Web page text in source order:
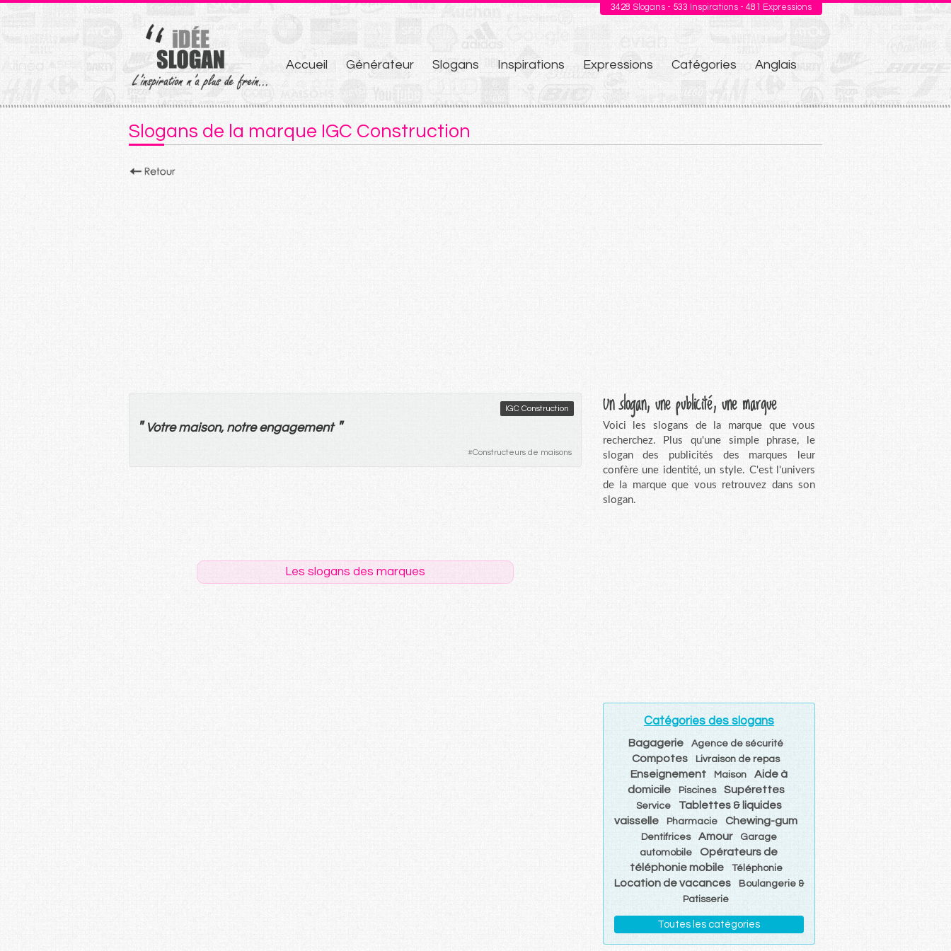
3428 Slogans - 533 Inspirations - 481 Expressions
Aller
au
contenu
Accueil Générateur Slogans Inspirations Expressions Catégories Anglais
Slogans de la marque IGC Construction
IGC Construction
" Votre maison, notre engagement "
#Constructeurs de maisons
Les slogans des marques
Un slogan, une publicité, une marque
Voici les slogans de la marque que vous
recherchez. Plus qu'une simple phrase, le
slogan des publicités des marques leur
confère une identité, un style. C'est l'univers
de la marque que vous retrouvez dans son
slogan.
Catégories des slogans
Bagagerie Agence de sécurité
Compotes Livraison de repas
Enseignement Maison
Aide à
domicile
Piscines Supérettes
Service
Tablettes & liquides
vaisselle
Pharmacie Chewing-gum
Dentifrices Amour
Garage
automobile
Opérateurs de
téléphonie mobile
Téléphonie
Location de vacances
Boulangerie &
Patisserie
Toutes les catégories